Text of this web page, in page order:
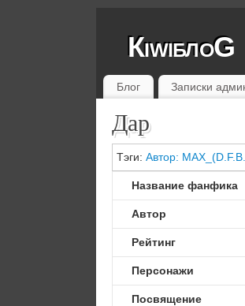
КiwiблоG
Блог Записки
Дар
Тэги: Автор:
Название фанфика
Автор
Рейтинг
Персонажи
Посвящение